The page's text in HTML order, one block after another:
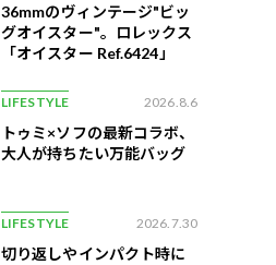
36mmのヴィンテージ"ビッ
グオイスター"。ロレックス
「オイスター Ref.6424」
LIFESTYLE 2026.8.6
トゥミ×ソフの最新コラボ、
大人が持ちたい万能バッグ
LIFESTYLE 2026.7.30
切り返しやインパクト時に